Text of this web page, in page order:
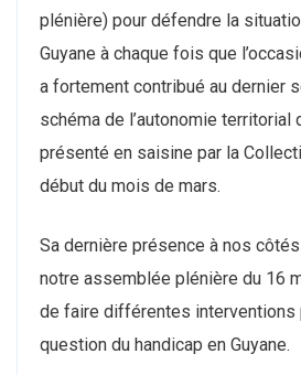
plénière) pour défendre la
Guyane à chaque fois que
a fortement contribué au dernier
schéma de l’autonomie territorial
présenté en saisine par la
début du mois de mars.
Sa dernière présence à nos
notre assemblée plénière du 16
de faire différentes interventions
question du handicap en Guyane.